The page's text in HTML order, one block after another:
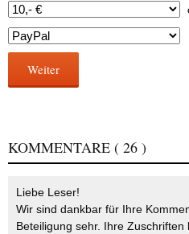
Weiter
KOMMENTARE ( 26 )
Liebe Leser!
Wir sind dankbar für Ihre
Beteiligung sehr. Ihre